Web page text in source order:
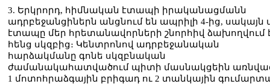
3. Երկրորդ, հիմնական էտապի իրականացմանն
ադրբեջանցիներն անցնում են ապրիլի 4-ից, սակայն
էտապը մեր հրետանավորների շնորհիվ ձախողվում
հենց սկզբից։ Կենտրոնով ադրբեջանական
հարձակմանը գոնե սկզբնական
ժամանակահատվածում պիտի մասնակցեին
1 մոտոհրաձգային բրիգադ ու 2 տանկային